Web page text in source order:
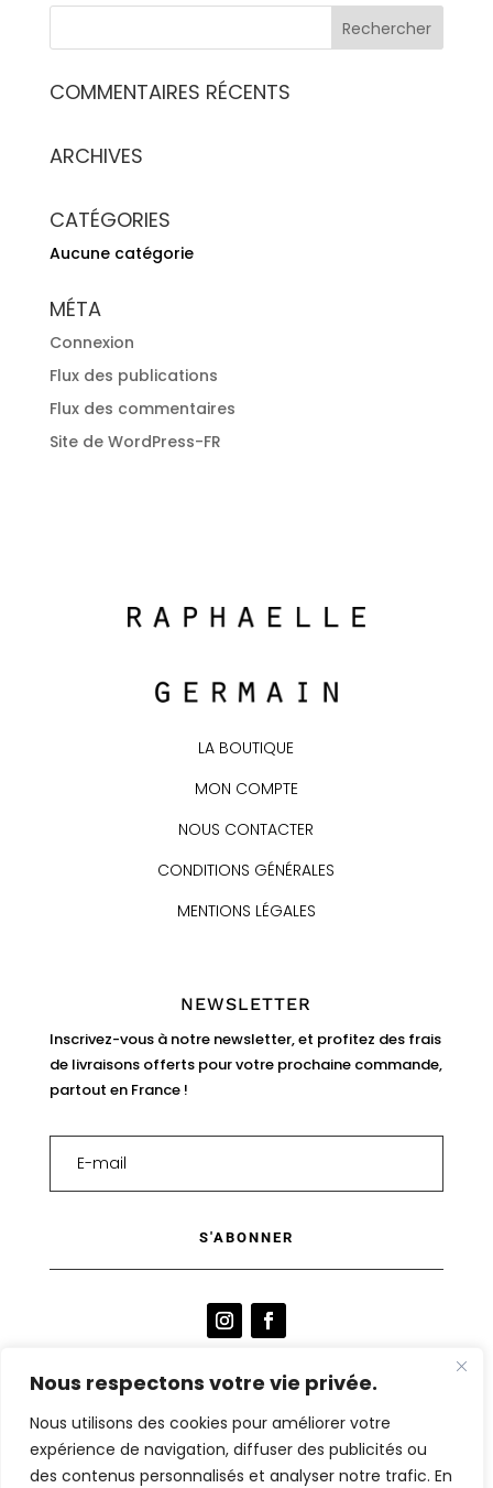
Nous respectons votre vie privée.
Nous utilisons des cookies pour améliorer votre
expérience de navigation, diffuser des publicités ou
des contenus personnalisés et analyser notre trafic. En
COMMENTAIRES RÉCENTS
ARCHIVES
CATÉGORIES
Aucune catégorie
MÉTA
Connexion
Flux des publications
Flux des commentaires
Site de WordPress-FR
LA BOUTIQUE
MON COMPTE
NOUS CONTACTER
CONDITIONS GÉNÉRALES
MENTIONS LÉGALES
NEWSLETTER
Inscrivez-vous à notre newsletter, et profitez des frais
de livraisons offerts pour votre prochaine commande,
partout en France !
S'ABONNER
SITE BY HELENA GALLAIS